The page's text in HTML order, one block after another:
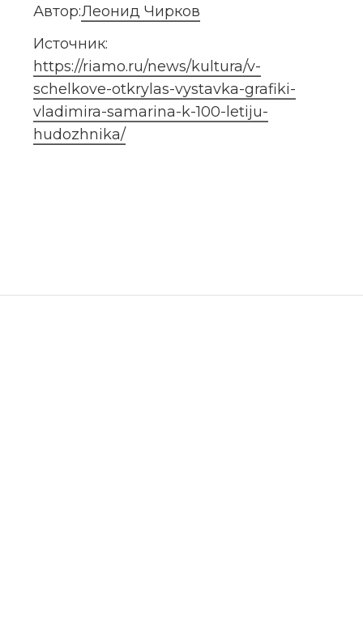
Автор:Леонид Чирков
https://riamo.ru/news/kultura/v-
schelkove-otkrylas-vystavka-grafiki-
vladimira-samarina-k-100-letiju-
hudozhnika/